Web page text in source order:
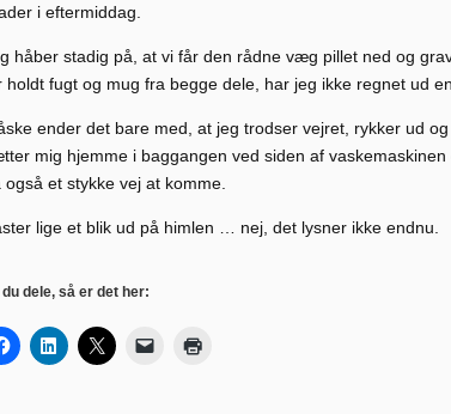
i eftermiddag.
håber stadig på, at vi får den rådne væg pillet ned og
holdt fugt og mug fra begge dele, har jeg ikke regnet ud
ender det bare med, at jeg trodser vejret, rykker ud
mig hjemme i baggangen ved siden af
også et stykke vej at komme.
lige et blik ud på himlen … nej, det lysner ikke endnu.
du dele, så er det her: